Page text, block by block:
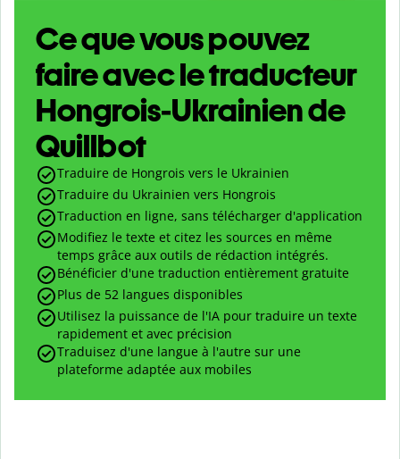
Ce que vous pouvez
faire avec le traducteur
Hongrois-Ukrainien de
Quillbot
Traduire de Hongrois vers le Ukrainien
Traduire du Ukrainien vers Hongrois
Traduction en ligne, sans télécharger d'application
Modifiez le texte et citez les sources en même
temps grâce aux outils de rédaction intégrés.
Bénéficier d'une traduction entièrement gratuite
Plus de 52 langues disponibles
Utilisez la puissance de l'IA pour traduire un texte
rapidement et avec précision
Traduisez d'une langue à l'autre sur une
plateforme adaptée aux mobiles